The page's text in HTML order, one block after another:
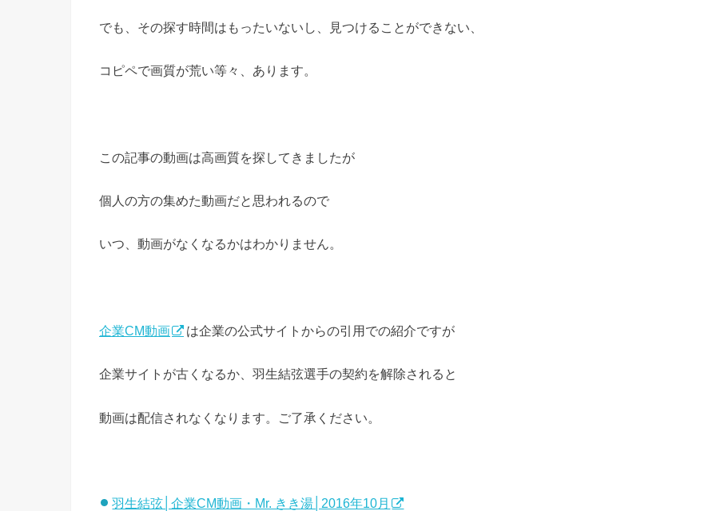
でも、その探す時間はもったいないし、見つけることができない、
コピペで画質が荒い等々、あります。
この記事の動画は高画質を探してきましたが
個人の方の集めた動画だと思われるので
いつ、動画がなくなるかはわかりません。
企業CM動画 は企業の公式サイトからの引用での紹介ですが
企業サイトが古くなるか、羽生結弦選手の契約を解除されると
動画は配信されなくなります。ご了承ください。
羽生結弦│企業CM動画・Mr. きき湯│2016年10月